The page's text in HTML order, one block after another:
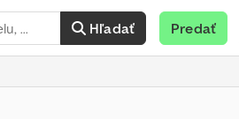
Hľadať Predať